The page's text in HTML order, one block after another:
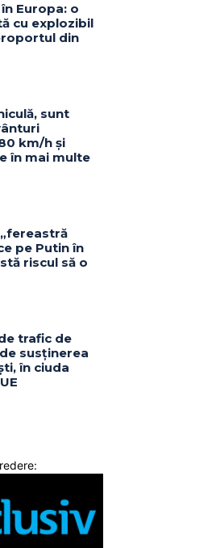
Europa: o
cu explozibil
din
sunt
km/h și
în mai multe
pe Putin în
riscul să o
trafic de
susținerea
în ciuda